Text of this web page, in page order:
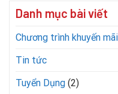
Danh mục bài viết
Chương trình khuyến mãi
Tin tức
Tuyển Dụng (2)